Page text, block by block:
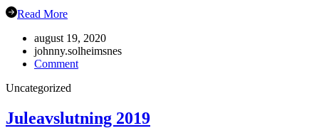
Read More
august 19, 2020
johnny.solheimsnes
Commenton
Uncategorized
Juleavslutning 2019